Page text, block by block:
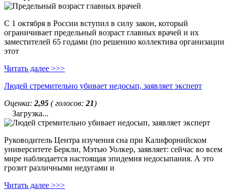
С 1 октября в России вступил в силу закон, который
ограничивает предельный возраст главных врачей и их
заместителей 65 годами (по решению коллектива организации
этот
Читать далее >>>
Людей стремительно убивает недосып, заявляет эксперт
Оценка: 2,95 ( голосов: 21)
Загрузка...
Руководитель Центра изучения сна при Калифорнийском
университете Беркли, Мэтью Уолкер, заявляет: сейчас во всем
мире наблюдается настоящая эпидемия недосыпания. А это
грозит различными недугами и
Читать далее >>>